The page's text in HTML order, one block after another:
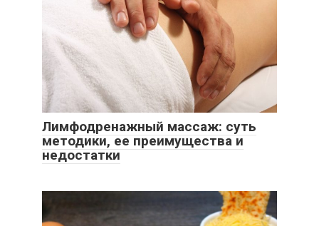
Лимфодренажный массаж: суть
методики, ее преимущества и
недостатки